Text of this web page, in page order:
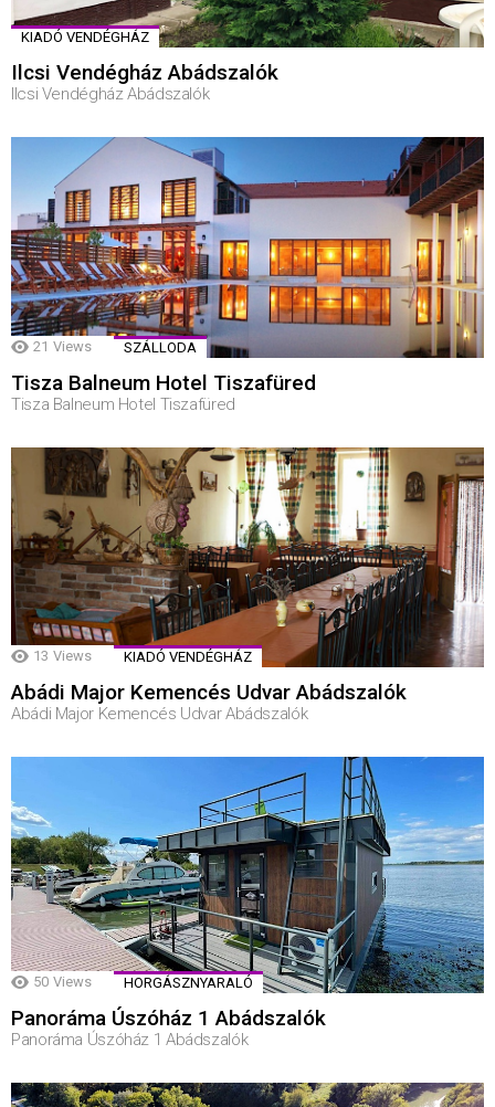
KIADÓ VENDÉGHÁZ
Ilcsi Vendégház Abádszalók
Ilcsi Vendégház Abádszalók
21 Views SZÁLLODA
Tisza Balneum Hotel Tiszafüred
Tisza Balneum Hotel Tiszafüred
13 Views KIADÓ VENDÉGHÁZ
Abádi Major Kemencés Udvar Abádszalók
Abádi Major Kemencés Udvar Abádszalók
50 Views HORGÁSZNYARALÓ
Panoráma Úszóház 1 Abádszalók
Panoráma Úszóház 1 Abádszalók